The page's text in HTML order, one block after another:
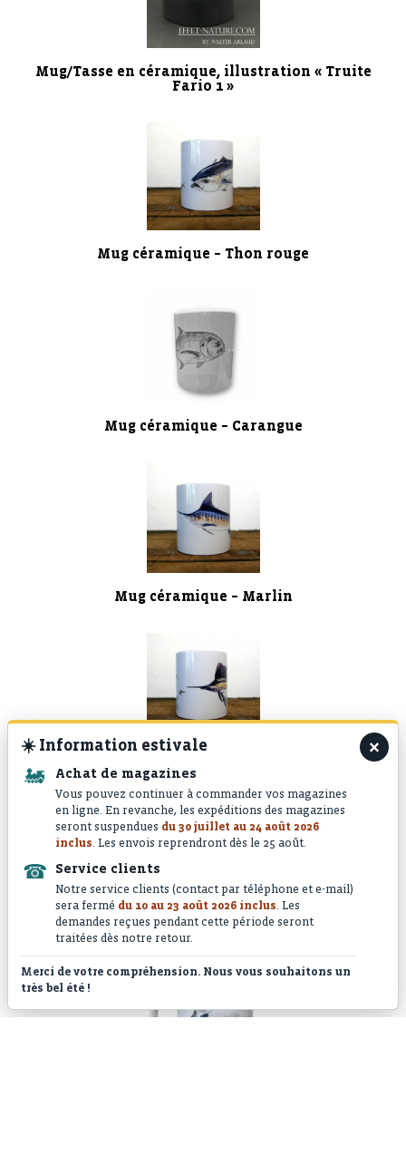
Mug/Tasse en céramique, illustration « Truite
Fario 1 »
Mug céramique – Thon rouge
Mug céramique – Carangue
Mug céramique – Marlin
Mug céramique – Poisson Coq
×
☀️Information estivale
🚂 Achat de magazines
Vous pouvez continuer à commander vos magazines
en ligne. En revanche, les expéditions des magazines
seront suspendues du 30 juillet au 24 août 2026
inclus. Les envois reprendront dès le 25 août.
☎ Service clients
Notre service clients (contact par téléphone et e-mail)
sera fermé du 10 au 23 août 2026 inclus. Les
demandes reçues pendant cette période seront
traitées dès notre retour.
Merci de votre compréhension. Nous vous souhaitons un
très bel été !